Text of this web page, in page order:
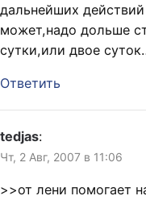
дальнейших действий
может,надо дольше
сутки,или двое
Ответить
tedjas:
Чт, 2 Авг, 2007 в 11:06
>>от лени помогает